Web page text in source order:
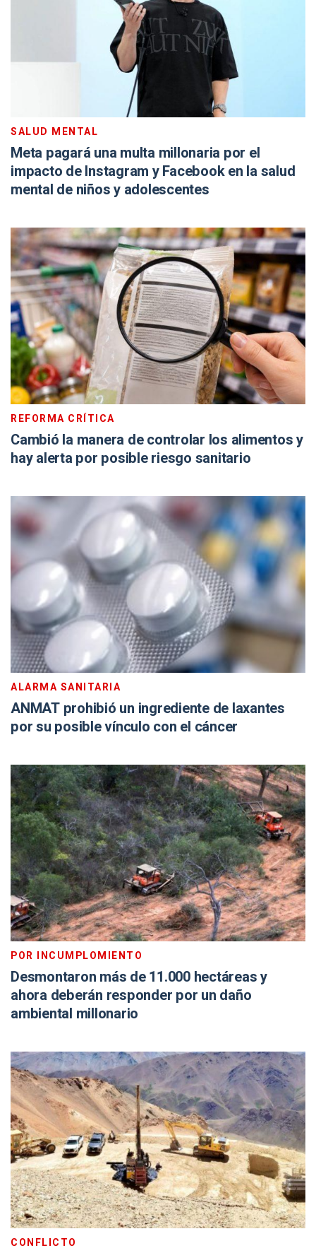
SALUD MENTAL
Meta pagará una multa millonaria por el
impacto de Instagram y Facebook en la salud
mental de niños y adolescentes
REFORMA CRÍTICA
Cambió la manera de controlar los alimentos y
hay alerta por posible riesgo sanitario
ALARMA SANITARIA
ANMAT prohibió un ingrediente de laxantes
por su posible vínculo con el cáncer
POR INCUMPLOMIENTO
Desmontaron más de 11.000 hectáreas y
ahora deberán responder por un daño
ambiental millonario
CONFLICTO